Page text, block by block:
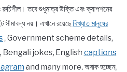
রুচিশীল। তবে শুধুমাত্র উক্তি এবং ক্যাপশনের
সীমাবদ্ধ নয়। এখানে রয়েছেবিখ্যাত মানুষের
, Government scheme details,
, Bengali jokes, English captions
and many more. অবাক হচ্ছেন,